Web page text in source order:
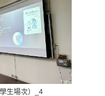
生場次）_4